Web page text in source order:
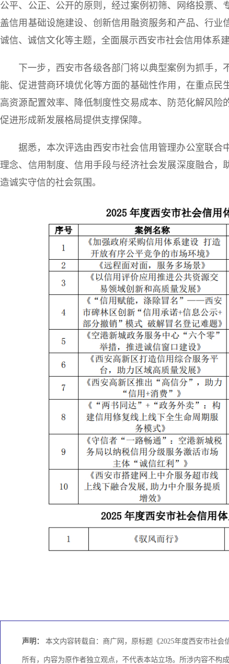
公平、公正、公开的原则，经过案例初筛、网络投票
盖信用基础设施建设、创新信用融资服务和产品、行
诚信、诚信文化等主题，全面展示西安市社会信用体系
下一步，西安市各级各部门将以典型案例为抓手
能、促进营商环境优化等方面的基础性作用，在重点
高资源配置效率、降低制度性交易成本、防范化解风
促进形成新发展格局提供支撑保障。
据悉，本次评选由西安市社会信用管理办公室联
理念、信用制度、信用手段与经济社会发展深度融合
造诚实守信的社会氛围。
声明： 本文内容转载自：商广网，原标题《2025年度西安市社
所有，内容为原作者独立观点，不代表本站立场。所涉内容不构